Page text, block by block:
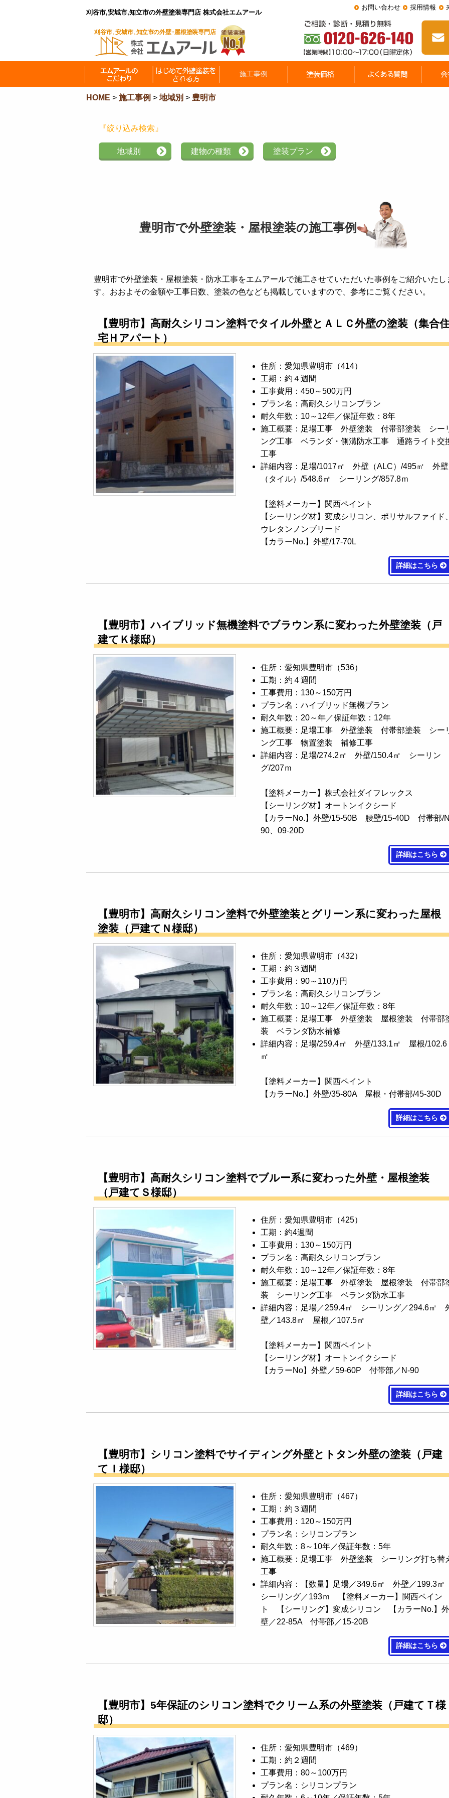
刈谷市,安城市,知立市の外壁塗装専門店 株式会社エムアール
お問い合わせ 採用情報
HOME > 施工事例 > 地域別 > 豊明市
『絞り込み検索』
地域別 建物の種類 塗装プラン
豊明市で外壁塗装・屋根塗装の施工事例
豊明市で外壁塗装・屋根塗装・防水工事をエムアールで施工させていただいた事例をご紹介いたし
す。おおよその金額や工事日数、塗装の色なども掲載していますので、参考にご覧ください。
【豊明市】高耐久シリコン塗料でタイル外壁とＡＬＣ外壁の塗装（集合
宅Ｈアパート）
住所：愛知県豊明市（414）
工期：約４週間
工事費用：450～500万円
プラン名：高耐久シリコンプラン
耐久年数：10～12年／保証年数：8年
施工概要：足場工事 外壁塗装 付帯部塗装 シー
ング工事 ベランダ・側溝防水工事 通路ライト交
工事
詳細内容：足場/1017㎡ 外壁（ALC）/495㎡ 外壁
（タイル）/548.6㎡ シーリング/857.8ｍ
【塗料メーカー】関西ペイント
【シーリング材】変成シリコン、ポリサルファイド
ウレタンノンブリード
【カラーNo.】外壁/17-70L
詳細はこちら
【豊明市】ハイブリッド無機塗料でブラウン系に変わった外壁塗装（戸
建てＫ様邸）
住所：愛知県豊明市（536）
工期：約４週間
工事費用：130～150万円
プラン名：ハイブリッド無機プラン
耐久年数：20～年／保証年数：12年
施工概要：足場工事 外壁塗装 付帯部塗装 シー
ング工事 物置塗装 補修工事
詳細内容：足場/274.2㎡ 外壁/150.4㎡ シーリン
グ/207ｍ
【塗料メーカー】株式会社ダイフレックス
【シーリング材】オートンイクシード
【カラーNo.】外壁/15-50B 腰壁/15-40D 付帯部/
90、09-20D
詳細はこちら
【豊明市】高耐久シリコン塗料で外壁塗装とグリーン系に変わった屋根
塗装（戸建てＮ様邸）
住所：愛知県豊明市（432）
工期：約３週間
工事費用：90～110万円
プラン名：高耐久シリコンプラン
耐久年数：10～12年／保証年数：8年
施工概要：足場工事 外壁塗装 屋根塗装 付帯部
装 ベランダ防水補修
詳細内容：足場/259.4㎡ 外壁/133.1㎡ 屋根/102.6
㎡
【塗料メーカー】関西ペイント
【カラーNo.】外壁/35-80A 屋根・付帯部/45-30D
詳細はこちら
【豊明市】高耐久シリコン塗料でブルー系に変わった外壁・屋根塗装
（戸建てＳ様邸）
住所：愛知県豊明市（425）
工期：約4週間
工事費用：130～150万円
プラン名：高耐久シリコンプラン
耐久年数：10～12年／保証年数：8年
施工概要：足場工事 外壁塗装 屋根塗装 付帯部
装 シーリング工事 ベランダ防水工事
詳細内容：足場／259.4㎡ シーリング／294.6㎡
壁／143.8㎡ 屋根／107.5㎡
【塗料メーカー】関西ペイント
【シーリング材】オートンイクシード
【カラーNo】外壁／59-60P 付帯部／N-90
詳細はこちら
【豊明市】シリコン塗料でサイディング外壁とトタン外壁の塗装（戸建
てＩ様邸）
住所：愛知県豊明市（467）
工期：約３週間
工事費用：120～150万円
プラン名：シリコンプラン
耐久年数：8～10年／保証年数：5年
施工概要：足場工事 外壁塗装 シーリング打ち替
工事
詳細内容：【数量】足場／349.6㎡ 外壁／199.3
シーリング／193ｍ 【塗料メーカー】関西ペイン
ト 【シーリング】変成シリコン 【カラーNo.】外
壁／22-85A 付帯部／15-20B
詳細はこちら
【豊明市】5年保証のシリコン塗料でクリーム系の外壁塗装（戸建てＴ様
邸）
住所：愛知県豊明市（469）
工期：約２週間
工事費用：80～100万円
プラン名：シリコンプラン